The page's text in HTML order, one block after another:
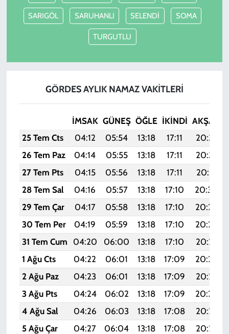
SARIGÖL SARUHANLI SELENDİ SOMA
TURGUTLU
GÖRDES AYLIK NAMAZ VAKITLERI
İMSAK GÜNEŞ ÖĞLE İKINDI AKŞAM
25 Tem Cts
04:12 05:54 13:18 17:11 20:32
26 Tem Paz
04:14 05:55 13:18 17:11 20:32
27 Tem Pts
04:15 05:56 13:18 17:11 20:31
28 Tem Sal
04:16 05:57 13:18 17:10 20:30
29 Tem Çar
04:17 05:58 13:18 17:10 20:29
30 Tem Per
04:19 05:59 13:18 17:10 20:28
31 Tem Cum
04:20 06:00 13:18 17:10 20:27
1 Ağu Cts
04:22 06:01 13:18 17:09 20:26
2 Ağu Paz
04:23 06:01 13:18 17:09 20:25
3 Ağu Pts
04:24 06:02 13:18 17:09 20:24
4 Ağu Sal
04:26 06:03 13:18 17:08 20:23
5 Ağu Çar
04:27 06:04 13:18 17:08 20:22